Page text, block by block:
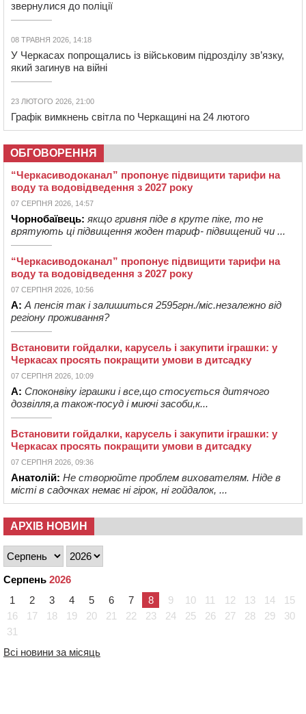
звернулися до поліції
08 ТРАВНЯ 2026, 14:18
У Черкасах попрощались із військовим підрозділу зв’язку,
який загинув на війні
23 ЛЮТОГО 2026, 21:00
Графік вимкнень світла по Черкащині на 24 лютого
ОБГОВОРЕННЯ
“Черкасиводоканал” пропонує підвищити тарифи на
воду та водовідведення з 2027 року
07 СЕРПНЯ 2026, 14:57
Чорнобаївець: якщо гривня піде в круте піке, то не
врятують ці підвищення жоден тариф- підвищений чи ...
“Черкасиводоканал” пропонує підвищити тарифи на
воду та водовідведення з 2027 року
07 СЕРПНЯ 2026, 10:56
А: А пенсія так і залишиться 2595грн./міс.незалежно від
регіону проживання?
Встановити гойдалки, карусель і закупити іграшки: у
Черкасах просять покращити умови в дитсадку
07 СЕРПНЯ 2026, 10:09
А: Споконвіку іграшки і все,що стосується дитячого
дозвілля,а також-посуд і миючі засоби,к...
Встановити гойдалки, карусель і закупити іграшки: у
Черкасах просять покращити умови в дитсадку
07 СЕРПНЯ 2026, 09:36
Анатолій: Не створюйте проблем вихователям. Ніде в
місті в садочках немає ні гірок, ні гойдалок, ...
АРХІВ НОВИН
Серпень 2026
1
2 3 4 5 6 7 8 9 10 11 12 13 14
15
16
17 18 19 20 21 22 23 24 25 26 27 28 29
30
31
Всі новини за місяць